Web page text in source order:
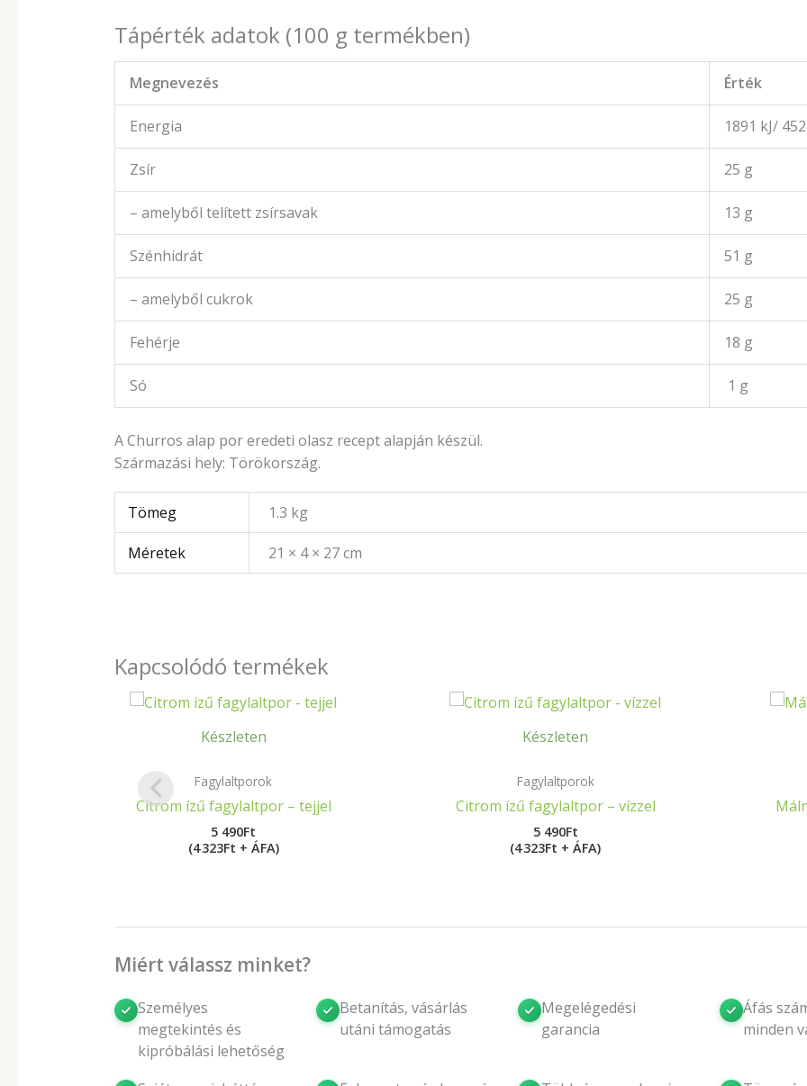
Tápérték adatok (100 g termékben)
Megnevezés Érték
Energia 1891 kJ/
Zsír 25 g
– amelyből telített zsírsavak 13 g
Szénhidrát 51 g
– amelyből cukrok 25 g
Fehérje 18 g
Só 1 g
A Churros alap por eredeti olasz recept alapján készül.
Származási hely: Törökország.
Tömeg 1.3 kg
Méretek 21 × 4 × 27 cm
Kapcsolódó termékek
Készleten
Fagylaltporok
Citrom ízű fagylaltpor – tejjel
5 490Ft
(4 323Ft + ÁFA)
Készleten
Fagylaltporok
Citrom ízű fagylaltpor – vízzel
5 490Ft
(4 323Ft + ÁFA)
Miért válassz minket?
Személyes
megtekintés és
kipróbálási lehetőség
Betanítás, vásárlás
utáni támogatás
Megelégedési
garancia
Áfás
minden